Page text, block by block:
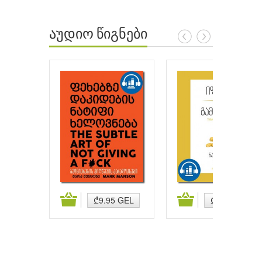
აუდიო წიგნები
₾9.95 GEL ₾9.95 GEL
კალათაში დამატება კალათაში დამატება